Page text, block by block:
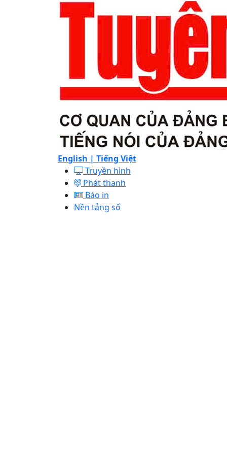
English | Tiếng Việt
Truyền hình
Phát thanh
Báo in
Nền tảng số